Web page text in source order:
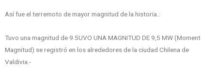
Así fue el terremoto de mayor magnitud de la historia.:
Tuvo una magnitud de 9.5UVO UNA MAGNITUD DE 9,5 MW (Moment
Magnitud) se registró en los alrededores de la ciudad Chilena de
Valdivia.-